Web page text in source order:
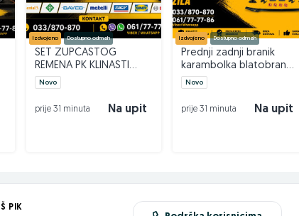
Izdvojeno Dostupno odmah
SET ZUPČASTOG
REMENA PK KLINASTI
REMEN VELIKI SERVIS
AUTODOM
Novo
Na upit
prije 31 minuta
Izdvojeno Dostupno odmah
Prednji zadnji branik
karambolka blatobran
AUTODOM
Novo
Na upit
prije 31 minuta
PIK